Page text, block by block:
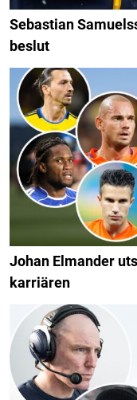
Sebastian
beslut
Johan Elmander
karriären